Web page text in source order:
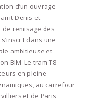
d’un ouvrage
Denis et
de remisage des
dans une
ambitieuse et
BIM. Le tram T8
en pleine
au carrefour
et de Paris